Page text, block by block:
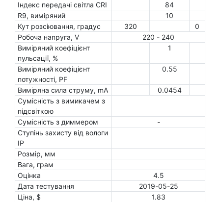
Індекс передачі світла CRI
84
R9, виміряний
10
Кут розсіювання, градус
320
0
Робоча напруга, V
220 - 240
Виміряний коефіцієнт
пульсації, %
1
Виміряний коефіцієнт
потужності, PF
0.55
Виміряна сила струму, mA
0.0454
Сумісність з вимикачем з
підсвіткою
Сумісність з диммером
-
Ступінь захисту від вологи
IP
Розмір, мм
Вага, грам
Оцінка
4.5
Дата тестування
2019-05-25
Ціна, $
1.83